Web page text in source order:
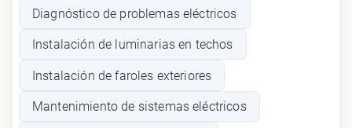
Diagnóstico de problemas eléctricos
Instalación de luminarias en techos
Instalación de faroles exteriores
Mantenimiento de sistemas eléctricos